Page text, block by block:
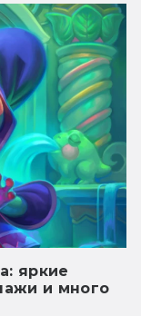
яркие
и много